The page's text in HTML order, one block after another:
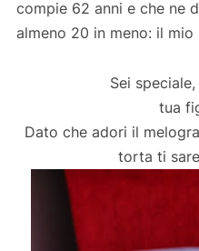
compie 62 anni e che ne
almeno 20 in meno: il
Sei
tua
Dato che adori il
torta ti